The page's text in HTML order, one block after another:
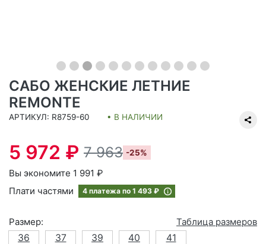
САБО ЖЕНСКИЕ ЛЕТНИЕ
REMONTE
АРТИКУЛ: R8759-60 • В НАЛИЧИИ
5 972 ₽ 7 963 -25%
Вы экономите 1 991 ₽
Плати частями
4 платежа по 1 493 ₽
Размер:
Таблица размеров
36
37 39 40 41